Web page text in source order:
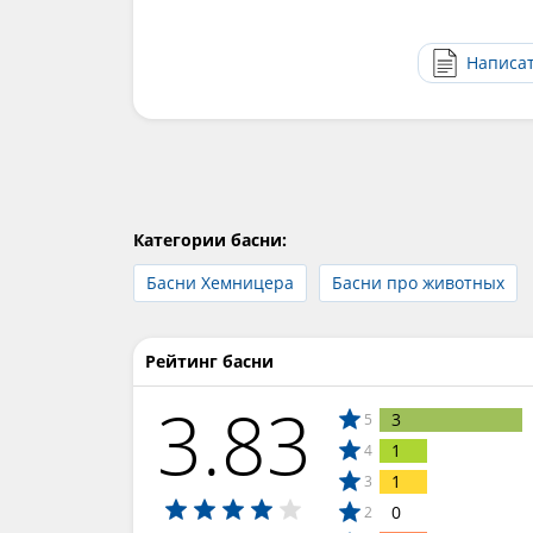
Категории басни:
Басни Хемницера
Басни про животных
Рейтинг басни
3.83 5 3
4 1
3 1
2
0